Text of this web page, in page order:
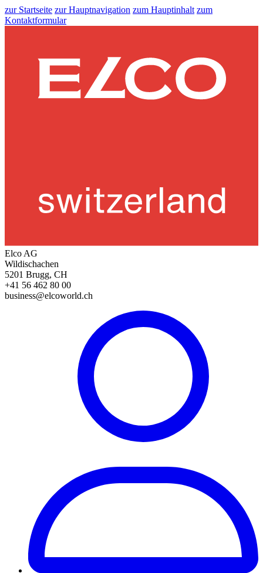
zur Startseite zur Hauptnavigation zum Hauptinhalt zum
Kontaktformular
Elco AG
Wildischachen
5201 Brugg, CH
+41 56 462 80 00
business@elcoworld.ch